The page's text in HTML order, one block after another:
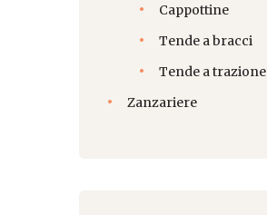
Cappottine
Tende a bracci
Tende a trazione
Zanzariere